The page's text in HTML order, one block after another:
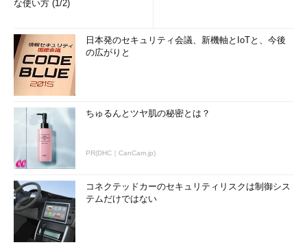
な使い方 (1/2)
日本発のセキュリティ会議、新機軸とIoTと、今後
の広がりと
ちゅるんとツヤ肌の秘密とは？
PR(DHC｜CanCam.jp)
コネクテッドカーのセキュリティリスクは制御シス
テムだけではない